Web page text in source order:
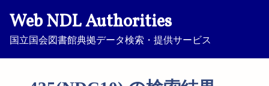
Web NDL Authorities
国立国会図書館典拠データ検索・提供サービス